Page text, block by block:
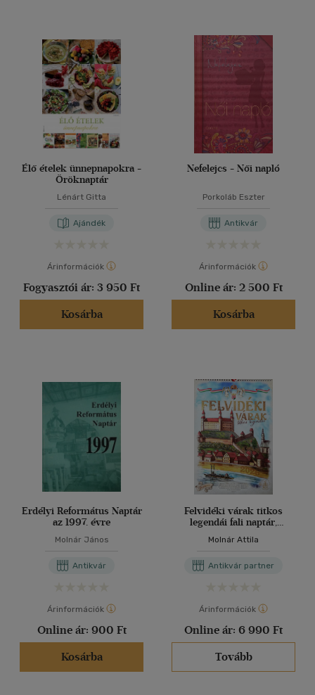
Élő ételek ünnepnapokra -
Öröknaptár
Lénárt Gitta
Ajándék
Árinformációk
Fogyasztói ár: 3 950 Ft
Kosárba
Nefelejcs - Női napló
Porkoláb Eszter
Antikvár
Árinformációk
Online ár: 2 500 Ft
Kosárba
Erdélyi Református Naptár
az 1997. évre
Molnár János
Antikvár
Árinformációk
Online ár: 900 Ft
Kosárba
Felvidéki várak titkos
legendái fali naptár,
festményeivel
Molnár Attila
Antikvár partner
Árinformációk
Online ár: 6 990 Ft
Tovább